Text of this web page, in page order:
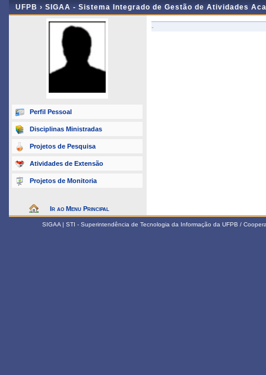
UFPB › SIGAA - Sistema Integrado de Gestão de Atividades
Perfil Pessoal
Disciplinas Ministradas
Projetos de Pesquisa
Atividades de Extensão
Projetos de Monitoria
Ir ao Menu Principal
-
SIGAA | STI - Superintendência de Tecnologia da Informação da UFPB /